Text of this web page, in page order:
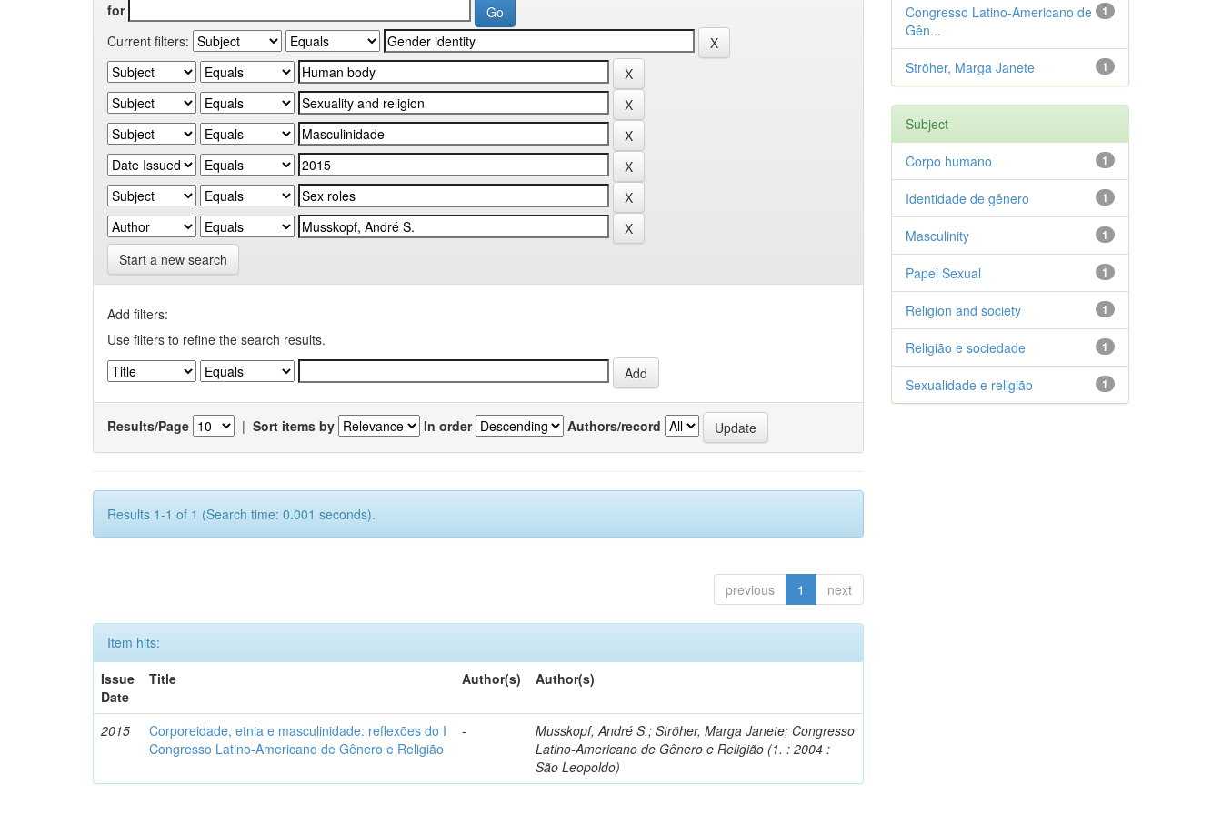
for
Current filters:
Start a new search
Add filters:
Use filters to refine the search results.
Results/Page | Sort items by In order Authors/record
Results 1-1 of 1 (Search time: 0.001 seconds).
previous 1 next
Item hits:
Issue
Date
Title Author(s) Author(s)
2015
Corporeidade, etnia e masculinidade: reflexões do I
Congresso Latino-Americano de Gênero e Religião
-
Musskopf, André S.; Ströher, Marga Janete; Congresso
Latino-Americano de Gênero e Religião (1. : 2004 :
São Leopoldo)
1
Congresso Latino-Americano de
Gên...
1
Ströher, Marga Janete
Subject
1
Corpo humano
1
Identidade de gênero
1
Masculinity
1
Papel Sexual
1
Religion and society
1
Religião e sociedade
1
Sexualidade e religião